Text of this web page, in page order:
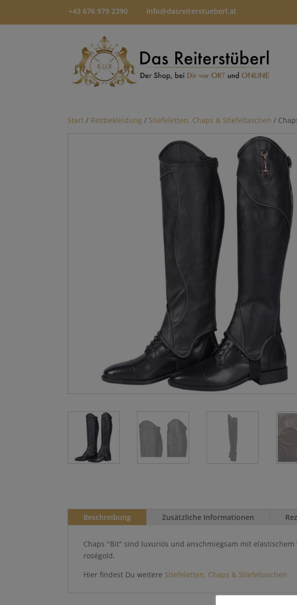
+43 676 979 2390 info@dasreiterstueberl.at
Start / Reitbekleidung / Stiefeletten, Chaps & Stiefeltaschen /
Beschreibung Zusätzliche Informationen
Chaps "Bit" sind luxuriös und anschmiegsam mit
roségold.
Hier findest Du weitere Stiefeletten, Chaps & Stiefeltaschen